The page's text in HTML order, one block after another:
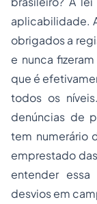
aplicabilidade.
obrigados a
e nunca
que é
todos os
denúncias de
tem numerário
emprestado
entender
desvios em